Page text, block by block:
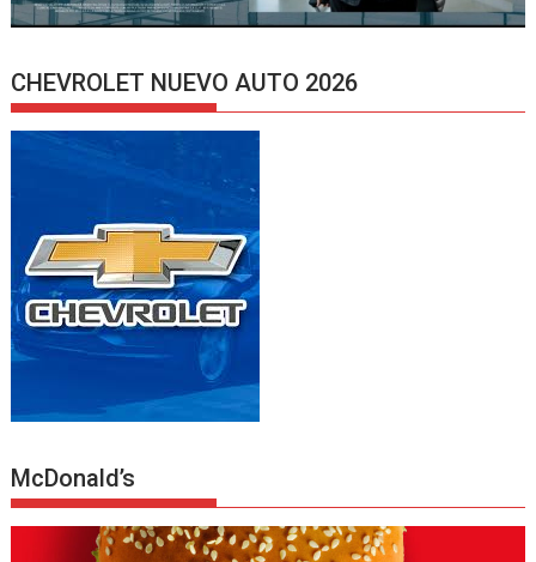
CHEVROLET NUEVO AUTO 2026
McDonald’s